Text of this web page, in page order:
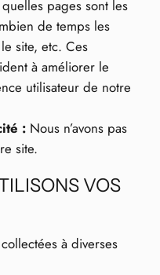
pages sont les
de temps les
site, etc. Ces
à améliorer le
utilisateur de notre
: Nous n’avons pas
site.
VOS
à diverses